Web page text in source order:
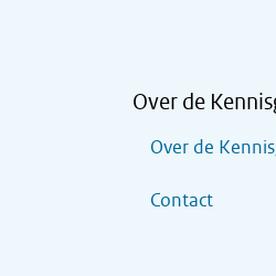
Over de
Over de
Contact